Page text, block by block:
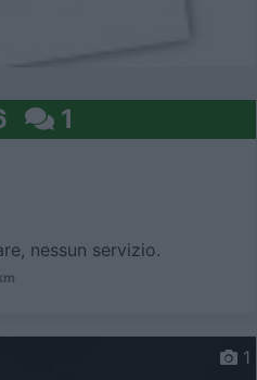
1
nessun servizio.
1